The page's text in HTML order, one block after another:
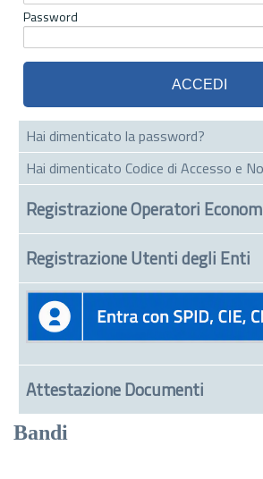
Password
Hai dimenticato la password?
Hai dimenticato Codice di Accesso e
Registrazione Operatori
Registrazione Utenti degli Enti
Attestazione Documenti
Bandi